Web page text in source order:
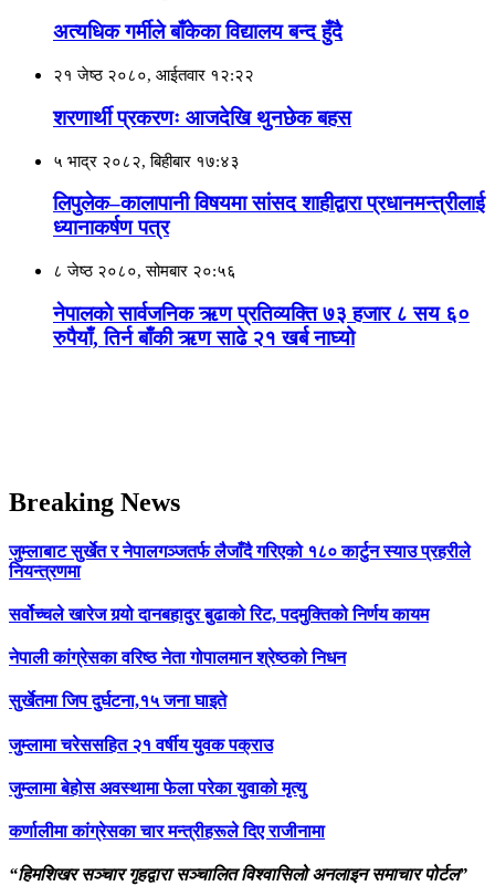
अत्यधिक गर्मीले बाँकेका विद्यालय बन्द हुँदै
२१ जेष्ठ २०८०, आईतवार १२:२२
शरणार्थी प्रकरणः आजदेखि थुनछेक बहस
५ भाद्र २०८२, बिहीबार १७:४३
लिपुलेक–कालापानी विषयमा सांसद शाहीद्वारा प्रधानमन्त्रीलाई
ध्यानाकर्षण पत्र
८ जेष्ठ २०८०, सोमबार २०:५६
नेपालकाे सार्वजनिक ऋण प्रतिव्यक्ति ७३ हजार ८ सय ६०
रुपैयाँ, तिर्न बाँकी ऋण साढे २१ खर्ब नाघ्यो
Breaking News
जुम्लाबाट सुर्खेत र नेपालगञ्जतर्फ लैजाँदै गरिएको १८० कार्टुन स्याउ प्रहरीले
नियन्त्रणमा
सर्वोच्चले खारेज गर्‍यो दानबहादुर बुढाको रिट, पदमुक्तिको निर्णय कायम
नेपाली कांग्रेसका वरिष्ठ नेता गोपालमान श्रेष्ठको निधन
सुर्खेतमा जिप दुर्घटना,१५ जना घाइते
जुम्लामा चरेससहित २१ वर्षीय युवक पक्राउ
जुम्लामा बेहोस अवस्थामा फेला परेका युवाको मृत्यु
कर्णालीमा कांग्रेसका चार मन्त्रीहरूले दिए राजीनामा
“हिमशिखर सञ्चार गृहद्वारा सञ्चालित विश्वासिलो अनलाइन समाचार पोर्टल”